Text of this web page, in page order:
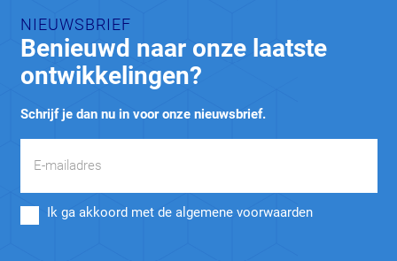
NIEUWSBRIEF
Benieuwd naar onze laatste
ontwikkelingen?
Schrijf je dan nu in voor onze nieuwsbrief.
Ik ga akkoord met de algemene voorwaarden